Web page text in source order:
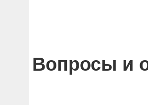
Вопросы и